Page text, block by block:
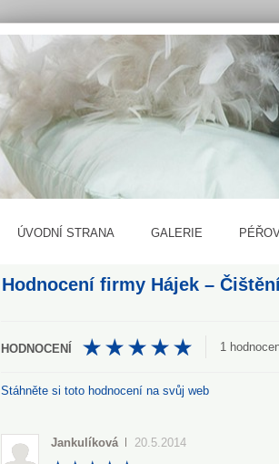
ÚVODNÍ STRANA GALERIE
Hodnocení firmy Hájek –
1
Stáhněte si toto hodnocení na svůj web
Jankulíková 20.5.2014